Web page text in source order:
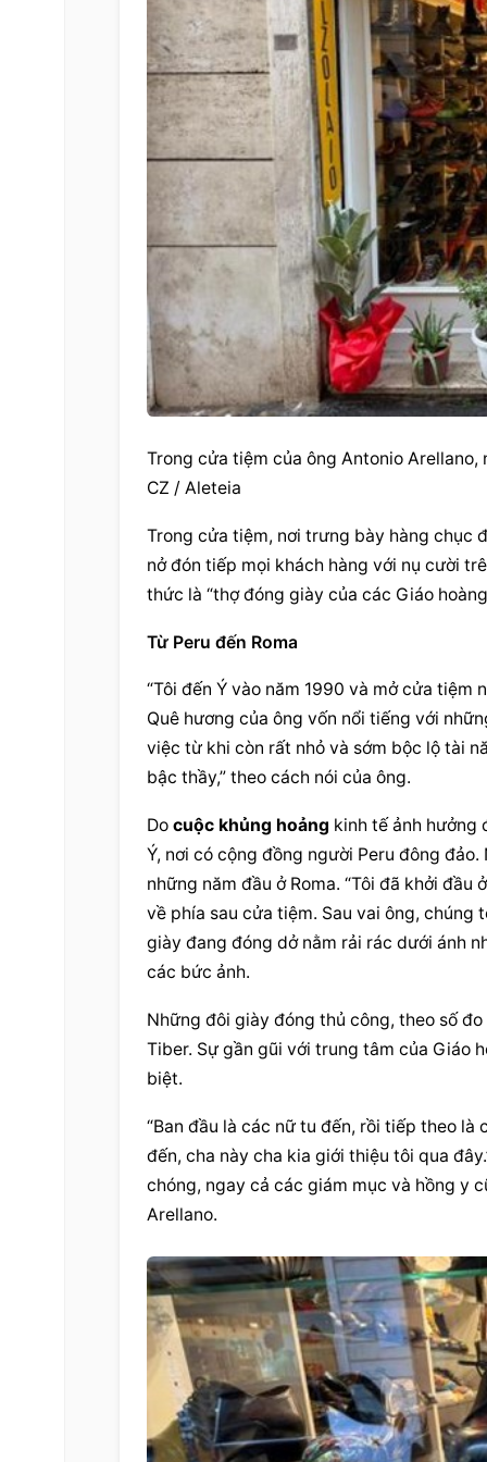
Trong cửa tiệm của ông Antonio
CZ / Aleteia
Trong cửa tiệm, nơi trưng bày hàng chục
nở đón tiếp mọi khách hàng với nụ cười
thức là “thợ đóng giày của các Giáo
Từ Peru đến Roma
“Tôi đến Ý vào năm 1990 và mở cửa tiệm
Quê hương của ông vốn nổi tiếng với
việc từ khi còn rất nhỏ và sớm bộc lộ tài
bậc thầy,” theo cách nói của ông.
Do cuộc khủng hoảng kinh tế ảnh hưởng
Ý, nơi có cộng đồng người Peru đông
những năm đầu ở Roma. “Tôi đã khởi
về phía sau cửa tiệm. Sau vai ông,
giày đang đóng dở nằm rải rác dưới ánh
các bức ảnh.
Những đôi giày đóng thủ công, theo số
Tiber. Sự gần gũi với trung tâm của Giáo
biệt.
“Ban đầu là các nữ tu đến, rồi tiếp theo là
đến, cha này cha kia giới thiệu tôi qua
chóng, ngay cả các giám mục và hồng y
Arellano.